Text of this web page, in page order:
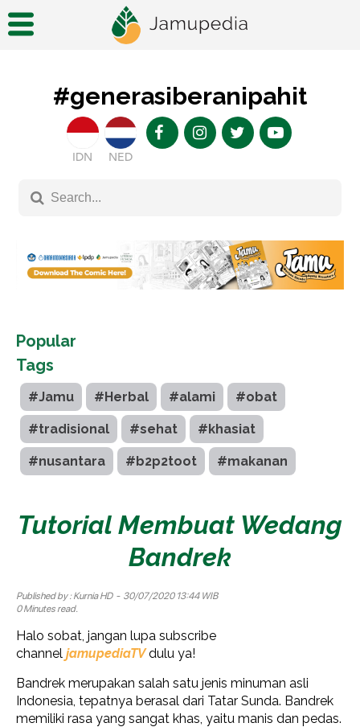
#generasiberanipahit
IDN NED
Popular
Tags
#Jamu #Herbal #alami #obat
#tradisional #sehat #khasiat
#nusantara #b2p2toot #makanan
Tutorial Membuat Wedang
Bandrek
Published by : Kurnia HD- 30/07/2020 13:44 WIB
0 Minutes read.
Halo sobat, jangan lupa subscribe
channel jamupediaTV dulu ya!
Bandrek merupakan salah satu jenis minuman asli
Indonesia, tepatnya berasal dari Tatar Sunda. Bandrek
memiliki rasa yang sangat khas, yaitu manis dan pedas.